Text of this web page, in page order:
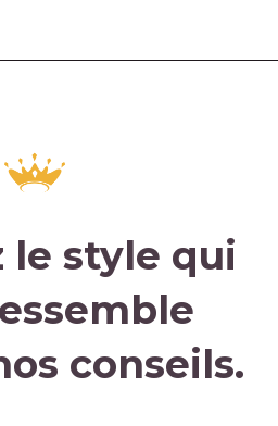
le style qui
conseils.